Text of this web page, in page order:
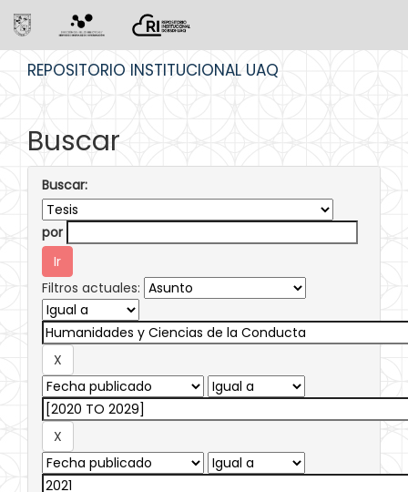
REPOSITORIO INSTITUCIONAL UAQ
Buscar
Buscar:
por
Filtros actuales: